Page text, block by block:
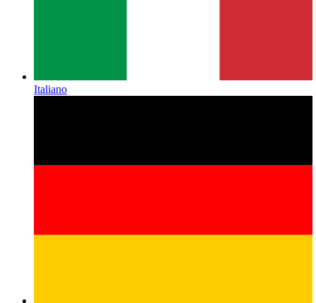
Italiano